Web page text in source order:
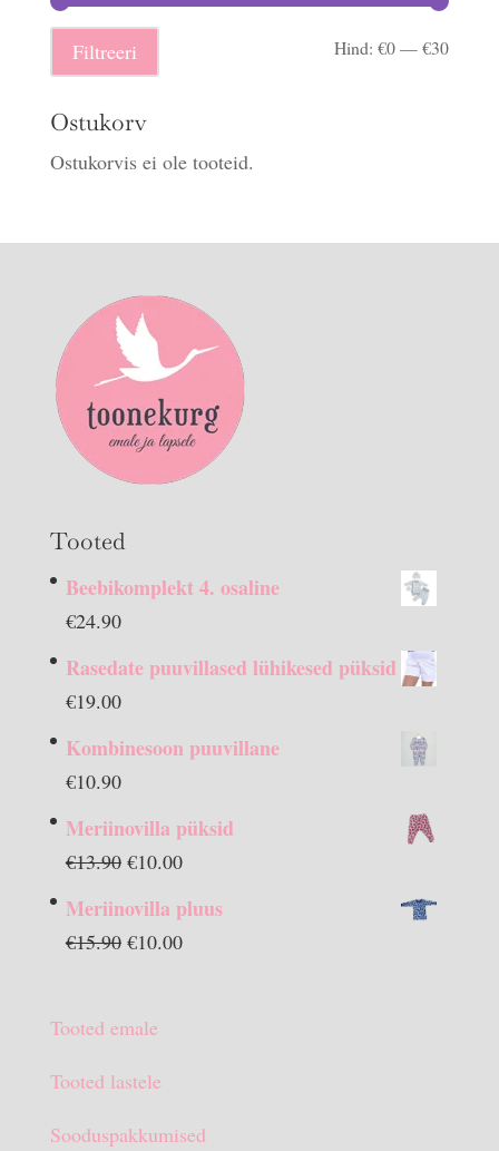
Filtreeri Hind:€0—€30
Ostukorv
Ostukorvis ei ole tooteid.
Tooted
Beebikomplekt 4. osaline
€24.90
Rasedate puuvillased lühikesed püksid
€19.00
Kombinesoon puuvillane
€10.90
Meriinovilla püksid
€13.90 Algne
€10.00Praegune
on:
Meriinovilla pluus
€15.90 Algne
€15.90.
€10.00Praegune
Tooted emale
Tooted lastele
Sooduspakkumised